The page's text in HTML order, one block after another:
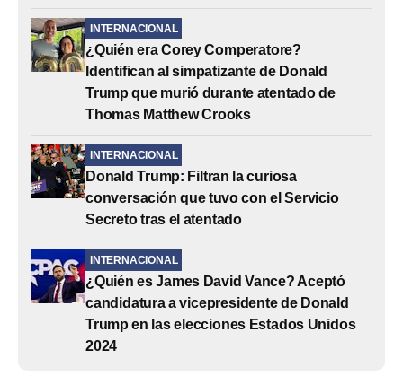
INTERNACIONAL
¿Quién era Corey Comperatore?
Identifican al simpatizante de Donald
Trump que murió durante atentado de
Thomas Matthew Crooks
INTERNACIONAL
Donald Trump: Filtran la curiosa
conversación que tuvo con el Servicio
Secreto tras el atentado
INTERNACIONAL
¿Quién es James David Vance? Aceptó
candidatura a vicepresidente de Donald
Trump en las elecciones Estados Unidos
2024